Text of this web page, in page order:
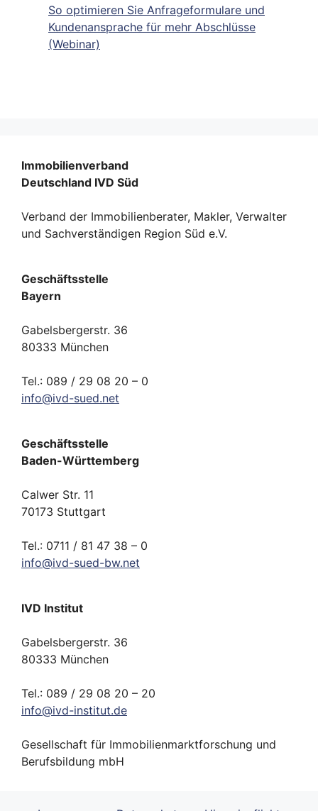
So optimieren Sie Anfrageformulare und
Kundenansprache für mehr Abschlüsse
(Webinar)
Immobilienverband
Deutschland IVD Süd
Verband der Immobilienberater, Makler, Verwalter
und Sachverständigen Region Süd e.V.
Geschäftsstelle
Bayern
Gabelsbergerstr. 36
80333 München
Tel.: 089 / 29 08 20 – 0
info@ivd-sued.net
Geschäftsstelle
Baden-Württemberg
Calwer Str. 11
70173 Stuttgart
Tel.: 0711 / 81 47 38 – 0
info@ivd-sued-bw.net
IVD Institut
Gabelsbergerstr. 36
80333 München
Tel.: 089 / 29 08 20 – 20
info@ivd-institut.de
Gesellschaft für Immobilienmarktforschung und
Berufsbildung mbH